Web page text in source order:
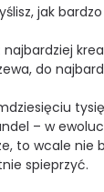
jak
do
– w
to wcale nie
spieprzyć.